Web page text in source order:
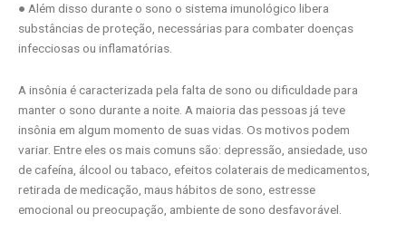
● Além disso durante o sono o sistema imunológico libera
substâncias de proteção, necessárias para combater doenças
infecciosas ou inflamatórias.
A insônia é caracterizada pela falta de sono ou dificuldade para
manter o sono durante a noite. A maioria das pessoas já teve
insônia em algum momento de suas vidas. Os motivos podem
variar. Entre eles os mais comuns são: depressão, ansiedade, uso
de cafeína, álcool ou tabaco, efeitos colaterais de medicamentos,
retirada de medicação, maus hábitos de sono, estresse
emocional ou preocupação, ambiente de sono desfavorável.